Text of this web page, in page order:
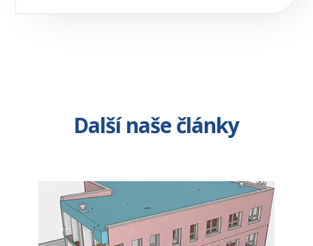
Další naše články